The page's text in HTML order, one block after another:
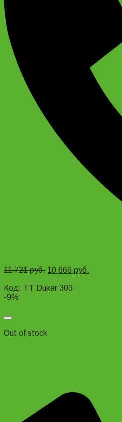
11 721руб. 10 666 руб.
Код: TT Duker 303
-9%
Out of stock